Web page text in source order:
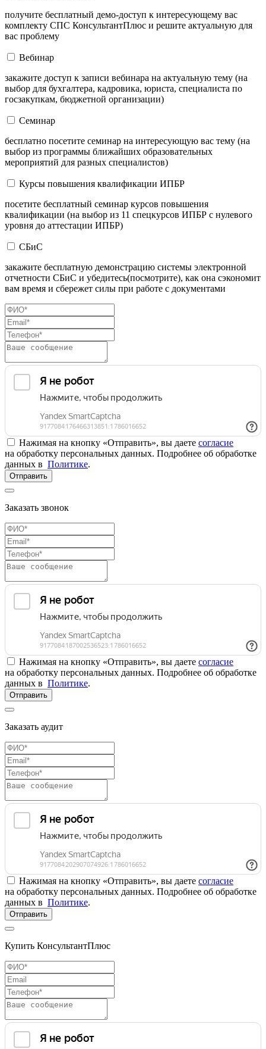
получите бесплатный демо-доступ к интересующему вас
комплекту СПС КонсультантПлюс и решите актуальную для
вас проблему
Вебинар
закажите доступ к записи вебинара на актуальную тему (на
выбор для бухгалтера, кадровика, юриста, специалиста по
госзакупкам, бюджетной организации)
Семинар
бесплатно посетите семинар на интересующую вас тему (на
выбор из программы ближайших образовательных
мероприятий для разных специалистов)
Курсы повышения квалификации ИПБР
посетите бесплатный семинар курсов повышения
квалификации (на выбор из 11 спецкурсов ИПБР с нулевого
уровня до аттестации ИПБР)
СБиС
закажите бесплатную демонстрацию системы электронной
отчетности СБиС и убедитесь(посмотрите), как она сэкономит
вам время и сбережет силы при работе с документами
Нажимая на кнопку «Отправить», вы даете согласие
на обработку персональных данных. Подробнее об обработке
данных в Политике.
Отправить
Заказать звонок
Нажимая на кнопку «Отправить», вы даете согласие
на обработку персональных данных. Подробнее об обработке
данных в Политике.
Отправить
Заказать аудит
Нажимая на кнопку «Отправить», вы даете согласие
на обработку персональных данных. Подробнее об обработке
данных в Политике.
Отправить
Купить КонсультантПлюс